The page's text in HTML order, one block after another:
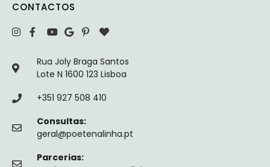
CONTACTOS
Rua Joly Braga Santos
Lote N 1600 123 Lisboa
+351 927 508 410
Consultas:
geral@poetenalinha.pt
Parcerias: